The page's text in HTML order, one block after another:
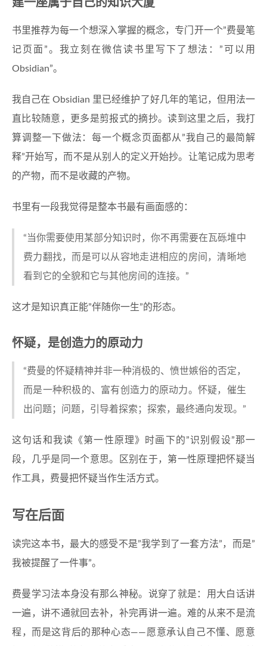
建一座属于自己的知识大厦
书里推荐为每一个想深入掌握的概念，专门开一个”费曼笔
记页面”。我立刻在微信读书里写下了想法：”可以用
Obsidian”。
我自己在 Obsidian 里已经维护了好几年的笔记，但用法一
直比较随意，更多是剪报式的摘抄。读到这里之后，我打
算调整一下做法：每一个概念页面都从”我自己的最简解
释”开始写，而不是从别人的定义开始抄。让笔记成为思考
的产物，而不是收藏的产物。
书里有一段我觉得是整本书最有画面感的：
“当你需要使用某部分知识时，你不再需要在瓦砾堆中
费力翻找，而是可以从容地走进相应的房间，清晰地
看到它的全貌和它与其他房间的连接。”
这才是知识真正能”伴随你一生”的形态。
怀疑，是创造力的原动力
“费曼的怀疑精神并非一种消极的、愤世嫉俗的否定，
而是一种积极的、富有创造力的原动力。怀疑，催生
出问题；问题，引导着探索；探索，最终通向发现。”
这句话和我读《第一性原理》时画下的”识别假设”那一
段，几乎是同一个意思。区别在于，第一性原理把怀疑当
作工具，费曼把怀疑当作生活方式。
写在后面
读完这本书，最大的感受不是”我学到了一套方法”，而是”
我被提醒了一件事”。
费曼学习法本身没有那么神秘。说穿了就是：用大白话讲
一遍，讲不通就回去补，补完再讲一遍。难的从来不是流
程，而是这背后的那种心态——愿意承认自己不懂、愿意